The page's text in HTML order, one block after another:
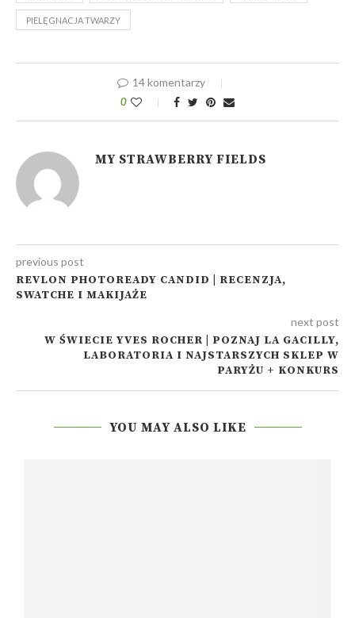
PIELĘGNACJA TWARZY
14 komentarzy
0
MY STRAWBERRY FIELDS
previous post
REVLON PHOTOREADY CANDID | RECENZJA,
SWATCHE I MAKIJAŻE
next post
W ŚWIECIE YVES ROCHER | POZNAJ LA GACILLY,
LABORATORIA I NAJSTARSZYCH SKLEP W
PARYŻU + KONKURS
YOU MAY ALSO LIKE